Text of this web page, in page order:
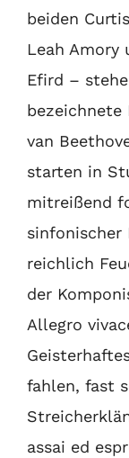
beiden
Leah Amory
Efird –
bezeichnete
van
starten in
mitreißend
sinfonischer
reichlich
der
Allegro
fahlen, fast
assai ed